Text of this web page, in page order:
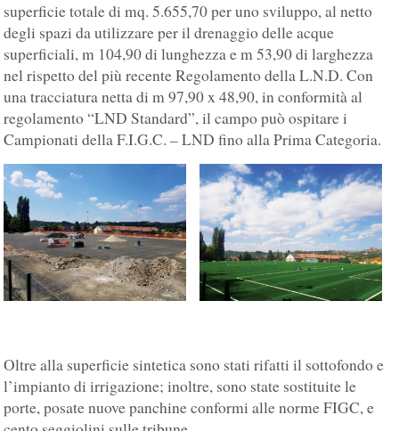
superficie totale di mq. 5.655,70 per uno sviluppo, al netto
degli spazi da utilizzare per il drenaggio delle acque
superficiali, m 104,90 di lunghezza e m 53,90 di larghezza
nel rispetto del più recente Regolamento della L.N.D. Con
una tracciatura netta di m 97,90 x 48,90, in conformità al
regolamento “LND Standard”, il campo può ospitare i
Campionati della F.I.G.C. – LND fino alla Prima Categoria.
Oltre alla superficie sintetica sono stati rifatti il sottofondo e
l’impianto di irrigazione; inoltre, sono state sostituite le
porte, posate nuove panchine conformi alle norme FIGC, e